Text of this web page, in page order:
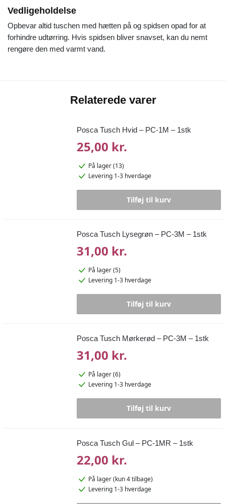
Vedligeholdelse
Opbevar altid tuschen med hætten på og spidsen opad for at
forhindre udtørring. Hvis spidsen bliver snavset, kan du nemt
rengøre den med varmt vand.
Relaterede varer
Posca Tusch Hvid – PC-1M – 1stk
25,00 kr.
På lager (13)
Levering 1-3 hverdage
Tilføj til kurv
Posca Tusch Lysegrøn – PC-3M – 1stk
31,00 kr.
På lager (5)
Levering 1-3 hverdage
Tilføj til kurv
Posca Tusch Mørkerød – PC-3M – 1stk
31,00 kr.
På lager (6)
Levering 1-3 hverdage
Tilføj til kurv
Posca Tusch Gul – PC-1MR – 1stk
22,00 kr.
På lager(kun 4 tilbage)
Levering 1-3 hverdage